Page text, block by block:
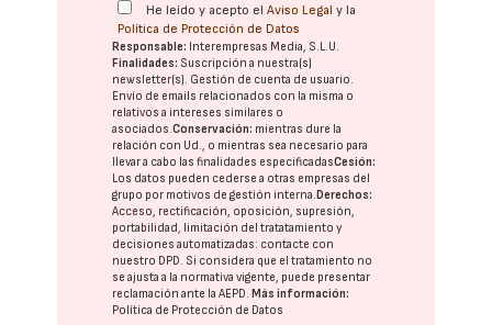
He leído y acepto elAviso Legal y la
Política de Protección de Datos
Responsable: Interempresas Media, S.L.U.
Finalidades: Suscripción a nuestra(s)
newsletter(s). Gestión de cuenta de usuario.
Envío de emails relacionados con la misma o
relativos a intereses similares o
asociados.Conservación: mientras dure la
relación con Ud., o mientras sea necesario para
llevar a cabo las finalidades especificadasCesión:
Los datos pueden cederse a otras empresas del
grupo por motivos de gestión interna.Derechos:
Acceso, rectificación, oposición, supresión,
portabilidad, limitación del tratatamiento y
decisiones automatizadas: contacte con
nuestro DPD. Si considera que el tratamiento no
se ajusta a la normativa vigente, puede presentar
reclamación ante laAEPD.Más información:
Política de Protección de Datos